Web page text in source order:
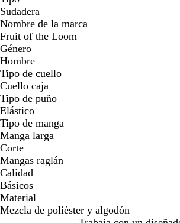
Sudadera
Nombre de la marca
Fruit of the Loom
Género
Hombre
Tipo de cuello
Cuello caja
Tipo de puño
Elástico
Tipo de manga
Manga larga
Corte
Mangas raglán
Calidad
Básicos
Material
Mezcla de poliéster y algodón